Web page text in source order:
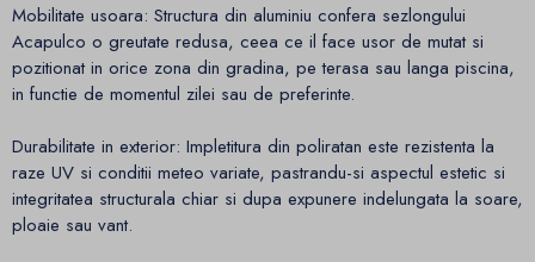
Mobilitate usoara: Structura din aluminiu confera sezlongului
Acapulco o greutate redusa, ceea ce il face usor de mutat si
pozitionat in orice zona din gradina, pe terasa sau langa piscina,
in functie de momentul zilei sau de preferinte.
Durabilitate in exterior: Impletitura din poliratan este rezistenta la
raze UV si conditii meteo variate, pastrandu-si aspectul estetic si
integritatea structurala chiar si dupa expunere indelungata la soare,
ploaie sau vant.